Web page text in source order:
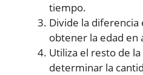
tiempo.
Divide la diferencia
obtener la edad en
Utiliza el resto de
determinar la